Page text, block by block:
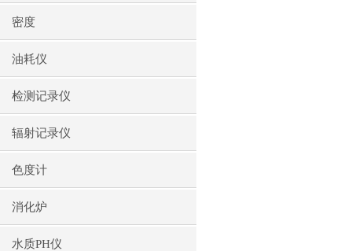
密度
油耗仪
检测记录仪
辐射记录仪
色度计
消化炉
水质PH仪